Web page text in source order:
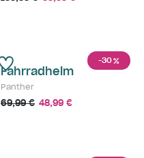
-30%
Fahrradhelm
Panther
69,99 € 48,99 €